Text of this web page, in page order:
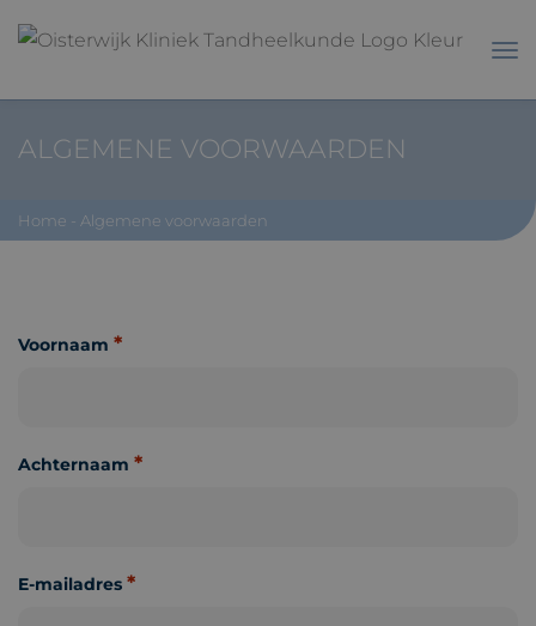
ALGEMENE VOORWAARDEN
Home - Algemene voorwaarden
Voornaam *
Achternaam *
E-mailadres *